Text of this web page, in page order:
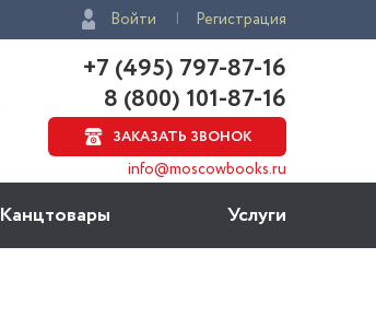
Войти Регистрация
+7 (495) 797-87-16
8 (800) 101-87-16
ЗАКАЗАТЬ ЗВОНОК
info@moscowbooks.ru
Канцтовары Услуги